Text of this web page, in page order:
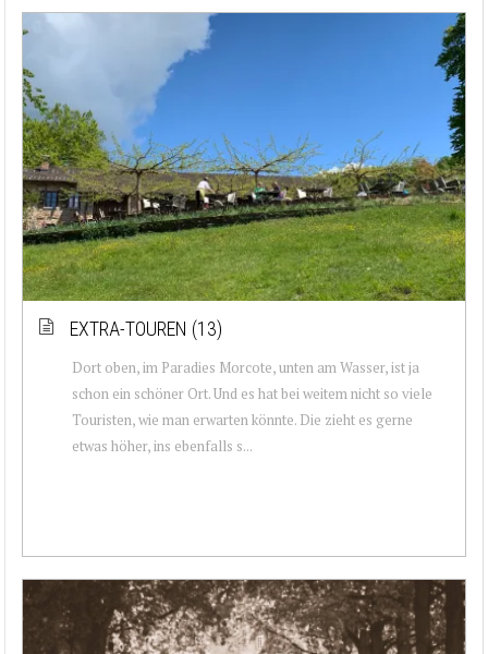
EXTRA-TOUREN (13)
Dort oben, im Paradies Morcote, unten am Wasser, ist ja
schon ein schöner Ort. Und es hat bei weitem nicht so viele
Touristen, wie man erwarten könnte. Die zieht es gerne
etwas höher, ins ebenfalls s...